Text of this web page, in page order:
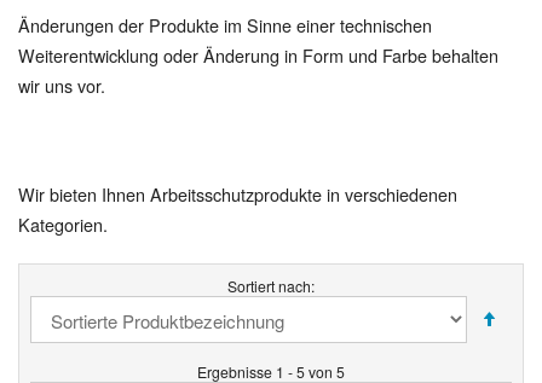
Änderungen der Produkte im Sinne einer technischen
Weiterentwicklung oder Änderung in Form und Farbe behalten
wir uns vor.
Wir bieten Ihnen Arbeitsschutzprodukte in verschiedenen
Kategorien.
Sortiert nach:
Ergebnisse 1 - 5 von 5